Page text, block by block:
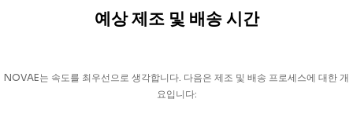
예상 제조 및 배송 시간
NOVAE는 속도를 최우선으로 생각합니다. 다음은 제조 및 배송 프로세스에 대한 개
요입니다: